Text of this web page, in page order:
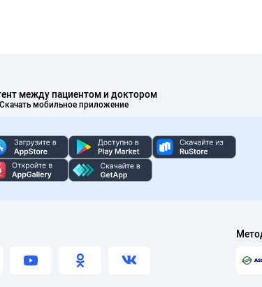
между пациентом и доктором
Скачать мобильное приложение